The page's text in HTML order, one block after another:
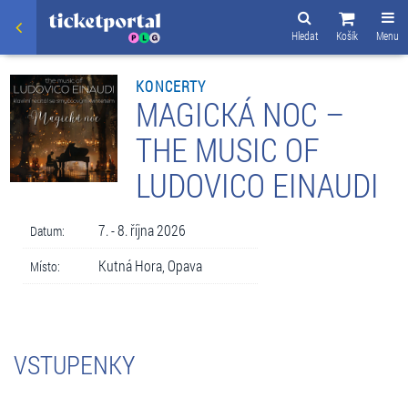
Menu
Košík
Hledat
KONCERTY
MAGICKÁ NOC –
THE MUSIC OF
LUDOVICO EINAUDI
Datum: 7. - 8. října 2026
Místo: Kutná Hora, Opava
VSTUPENKY